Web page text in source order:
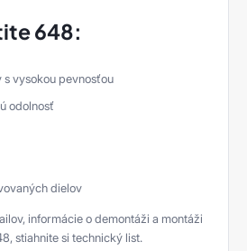
648:
s vysokou pevnosťou
odolnosť
dielov
informácie o demontáži a montáži
stiahnite si technický list.